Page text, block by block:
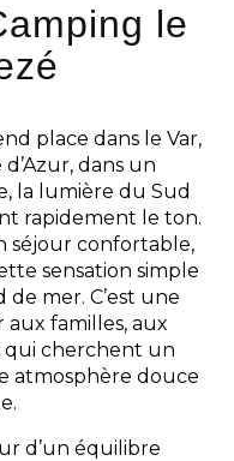
le
place dans le Var,
dans un
la lumière du Sud
rapidement le ton.
séjour confortable,
sensation simple
mer. C’est une
familles, aux
qui cherchent un
atmosphère douce
d’un équilibre